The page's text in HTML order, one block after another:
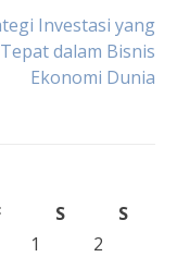
Investasi yang
Tepat dalam Bisnis
Ekonomi Dunia
S
S
1
2